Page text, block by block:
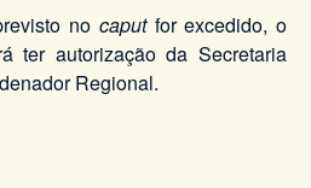
no caput for excedido, o
ter autorização da Secretaria
Regional.